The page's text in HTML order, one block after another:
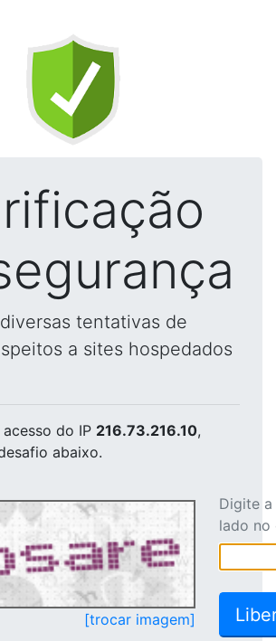
tentativas de
a sites hospedados
do IP 216.73.216.10,
abaixo.
[trocar imagem]
Digite
lado no